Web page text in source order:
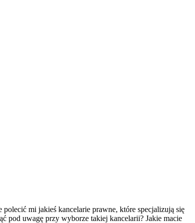
mi jakieś kancelarie prawne, które specjalizują się
pod uwagę przy wyborze takiej kancelarii? Jakie macie